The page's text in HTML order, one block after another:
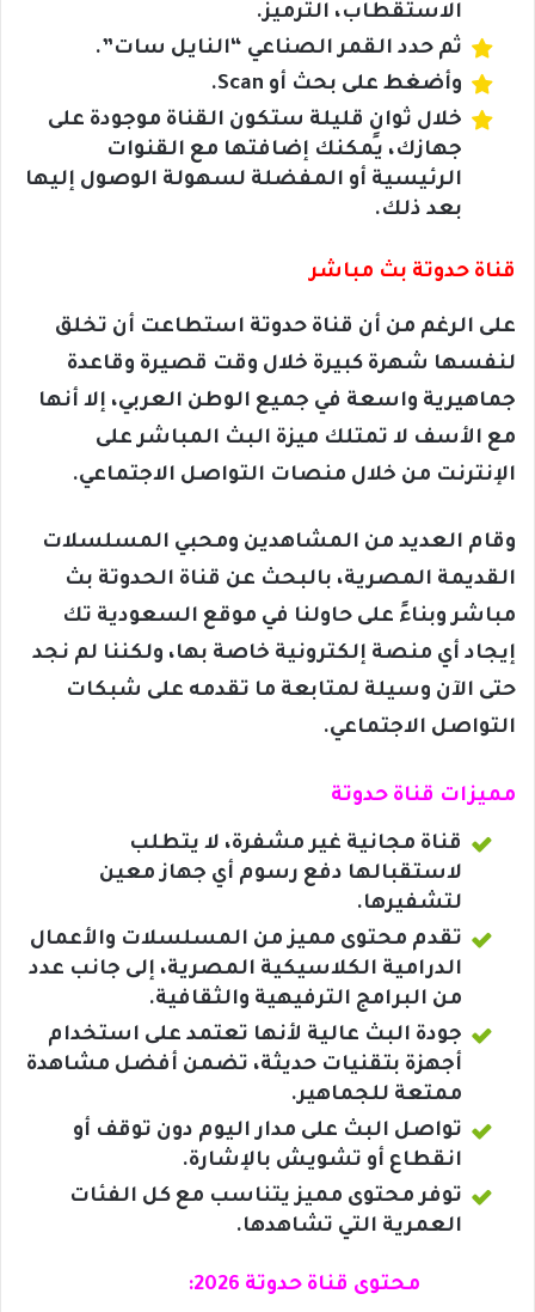
الاستقطاب، الترميز.
ثم حدد القمر الصناعي “النايل سات”.
وأضغط على بحث أو Scan.
خلال ثوانٍ قليلة ستكون القناة موجودة على
جهازك، يمكنك إضافتها مع القنوات
الرئيسية أو المفضلة لسهولة الوصول إليها
بعد ذلك.
قناة حدوتة بث مباشر
على الرغم من أن قناة حدوتة استطاعت أن تخلق
لنفسها شهرة كبيرة خلال وقت قصيرة وقاعدة
جماهيرية واسعة في جميع الوطن العربي، إلا أنها
مع الأسف لا تمتلك ميزة البث المباشر على
الإنترنت من خلال منصات التواصل الاجتماعي.
وقام العديد من المشاهدين ومحبي المسلسلات
القديمة المصرية، بالبحث عن قناة الحدوتة بث
مباشر وبناءً على حاولنا في موقع السعودية تك
إيجاد أي منصة إلكترونية خاصة بها، ولكننا لم نجد
حتى الآن وسيلة لمتابعة ما تقدمه على شبكات
التواصل الاجتماعي.
مميزات قناة حدوتة
قناة مجانية غير مشفرة، لا يتطلب
لاستقبالها دفع رسوم أي جهاز معين
لتشفيرها.
تقدم محتوى مميز من المسلسلات والأعمال
الدرامية الكلاسيكية المصرية، إلى جانب عدد
من البرامج الترفيهية والثقافية.
جودة البث عالية لأنها تعتمد على استخدام
أجهزة بتقنيات حديثة، تضمن أفضل مشاهدة
ممتعة للجماهير.
تواصل البث على مدار اليوم دون توقف أو
انقطاع أو تشويش بالإشارة.
توفر محتوى مميز يتناسب مع كل الفئات
العمرية التي تشاهدها.
محتوى قناة حدوتة 2026: